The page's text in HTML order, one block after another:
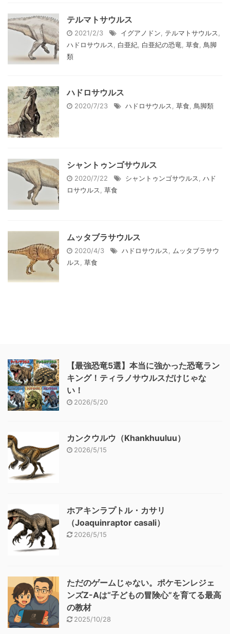
テルマトサウルス
2021/2/3 イグアノドン テルマトサウルス
ハドロサウルス
白亜紀 白亜紀の恐竜 草食
鳥脚
類
ハドロサウルス
2020/7/23 ハドロサウルス 草食 鳥脚類
シャントゥンゴサウルス
2020/7/22 シャントゥンゴサウルス
ハド
ロサウルス
草食
ムッタブラサウルス
2020/4/3 ハドロサウルス
ムッタブラサウ
ルス
草食
【最強恐竜5選】本当に強かった恐竜ラン
キング！ティラノサウルスだけじゃな
い！
2026/5/20
カンクウルウ（Khankhuuluu）
2026/5/15
ホアキンラプトル・カサリ
（Joaquinraptor casali）
2026/5/15
ただのゲームじゃない。ポケモンレジェ
ンズZ-Aは“子どもの冒険心”を育てる最高
の教材
2025/10/28